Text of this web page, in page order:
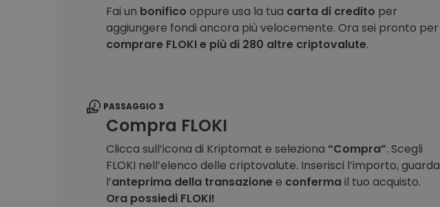
Fai un bonifico oppure usa la tua carta di credito per
aggiungere fondi ancora più velocemente. Ora sei pronto per
comprare FLOKI e più di 280 altre criptovalute.
PASSAGGIO 3
Compra FLOKI
Clicca sull’icona di Kriptomat e seleziona “Compra”. Scegli
FLOKI nell’elenco delle criptovalute. Inserisci l’importo, guarda
l’anteprima della transazionee confermail tuo acquisto.
Ora possiedi FLOKI!